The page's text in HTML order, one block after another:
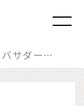
JALふるさとアンバサダーがご案内 〜ルールを守って安全に楽しむ屋久島登山のすすめ〜